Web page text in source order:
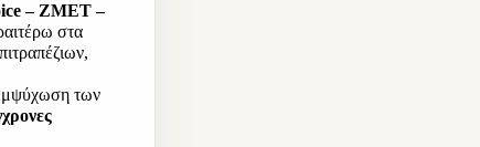
– ZMET –
στα
των